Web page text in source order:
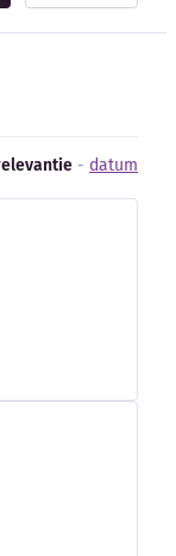
- datum